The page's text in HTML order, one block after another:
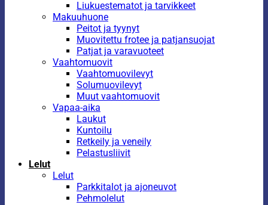
Liukuestematot ja tarvikkeet
Makuuhuone
Peitot ja tyynyt
Muovitettu frotee ja patjansuojat
Patjat ja varavuoteet
Vaahtomuovit
Vaahtomuovilevyt
Solumuovilevyt
Muut vaahtomuovit
Vapaa-aika
Laukut
Kuntoilu
Retkeily ja veneily
Pelastusliivit
Lelut
Lelut
Parkkitalot ja ajoneuvot
Pehmolelut